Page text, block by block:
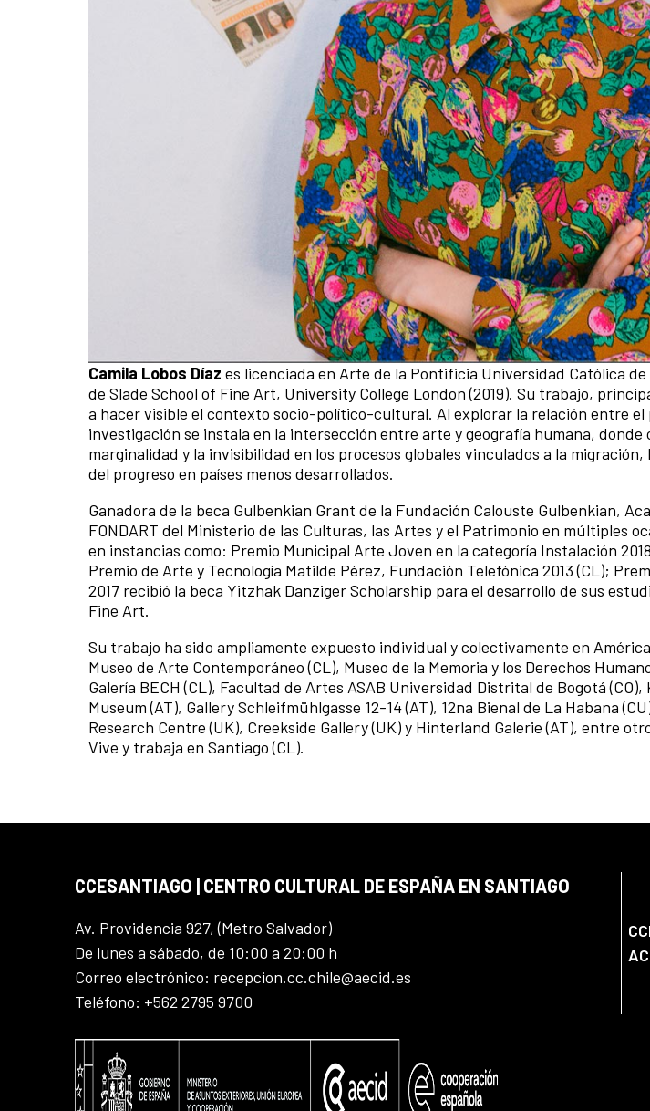
Camila Lobos Díaz es licenciada en Arte de la Pontificia Universidad Católica de
de Slade School of Fine Art, University College London (2019). Su trabajo,
a hacer visible el contexto socio-político-cultural. Al explorar la relación entre el
investigación se instala en la intersección entre arte y geografía humana,
marginalidad y la invisibilidad en los procesos globales vinculados a la
del progreso en países menos desarrollados.
Ganadora de la beca Gulbenkian Grant de la Fundación Calouste Gulbenkian,
FONDART del Ministerio de las Culturas, las Artes y el Patrimonio en múltiples
en instancias como: Premio Municipal Arte Joven en la categoría Instalación
Premio de Arte y Tecnología Matilde Pérez, Fundación Telefónica 2013 (CL);
2017 recibió la beca Yitzhak Danziger Scholarship para el desarrollo de sus
Fine Art.
Su trabajo ha sido ampliamente expuesto individual y colectivamente en
Museo de Arte Contemporáneo (CL), Museo de la Memoria y los Derechos
Galería BECH (CL), Facultad de Artes ASAB Universidad Distrital de Bogotá
Museum (AT), Gallery Schleifmühlgasse 12-14 (AT), 12na Bienal de La Habana
Research Centre (UK), Creekside Gallery (UK) y Hinterland Galerie (AT), entre
Vive y trabaja en Santiago (CL).
CCESANTIAGO | CENTRO CULTURAL DE ESPAÑA EN SANTIAGO
Av. Providencia 927, (Metro Salvador)
De lunes a sábado, de 10:00 a 20:00 h
Correo electrónico: recepcion.cc.chile@aecid.es
Teléfono: +562 2795 9700